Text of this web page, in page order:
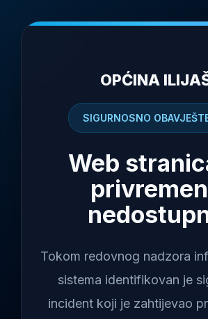
OPĆINA
SIGURNOSNO
Web
Tokom redovnog nadzora
sistema identifikovan je
incident koji je zahtijevao